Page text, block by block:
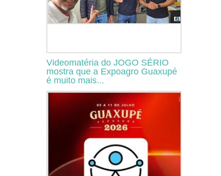
Videomatéria do JOGO SÉRIO
mostra que a Expoagro Guaxupé
é muito mais...